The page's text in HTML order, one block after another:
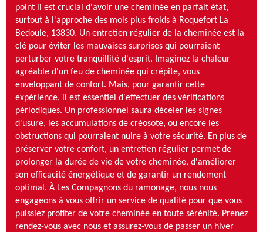
point il est crucial d'avoir une cheminée en parfait état,
surtout à l'approche des mois plus froids à Roquefort La
Bedoule, 13830. Un entretien régulier de la cheminée est la
clé pour éviter les mauvaises surprises qui pourraient
perturber votre tranquillité d'esprit. Imaginez la chaleur
agréable d'un feu de cheminée qui crépite, vous
enveloppant de confort. Mais, pour garantir cette
expérience, il est essentiel d'effectuer des vérifications
périodiques. Un professionnel saura déceler les signes
d'usure, les accumulations de créosote, ou encore les
obstructions qui pourraient nuire à votre sécurité. En plus de
préserver votre confort, un entretien régulier permet de
prolonger la durée de vie de votre cheminée, d'améliorer
son efficacité énergétique et de garantir un rendement
optimal. À Les Compagnons du ramonage, nous nous
engageons à vous offrir un service de qualité pour que vous
puissiez profiter de votre cheminée en toute sérénité. Prenez
rendez-vous avec nous et assurez-vous de passer un hiver